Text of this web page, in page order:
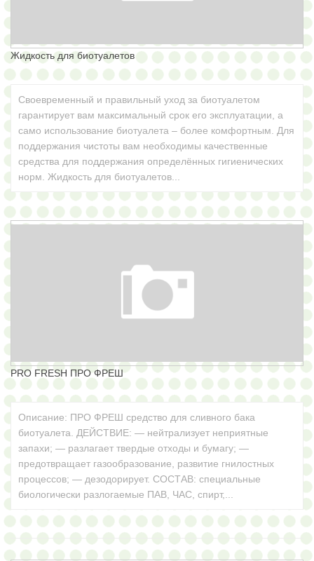
загрязненных
нефтепродуктами
Для переработки
навоза
Средство для
жироуловителей
Биопрепараты
ДЛЯ БАССЕЙНА
Для биотуалетов
Против грибка и
плесени
БИОБАК
ДОСТАВКА
Жидкость для биотуалетов
Своевременный и правильный уход за биотуалетом
гарантирует вам максимальный срок его эксплуатации, а
само использование биотуалета – более комфортным. Для
поддержания чистоты вам необходимы качественные
средства для поддержания определённых гигиенических
норм. Жидкость для биотуалетов...
PRO FRESH ПРО ФРЕШ
Описание: ПРО ФРЕШ средство для сливного бака
биотуалета. ДЕЙСТВИЕ: — нейтрализует неприятные
запахи; — разлагает твердые отходы и бумагу; —
предотвращает газообразование, развитие гнилостных
процессов; — дезодорирует. СОСТАВ: специальные
биологически разлогаемые ПАВ, ЧАС, спирт,...